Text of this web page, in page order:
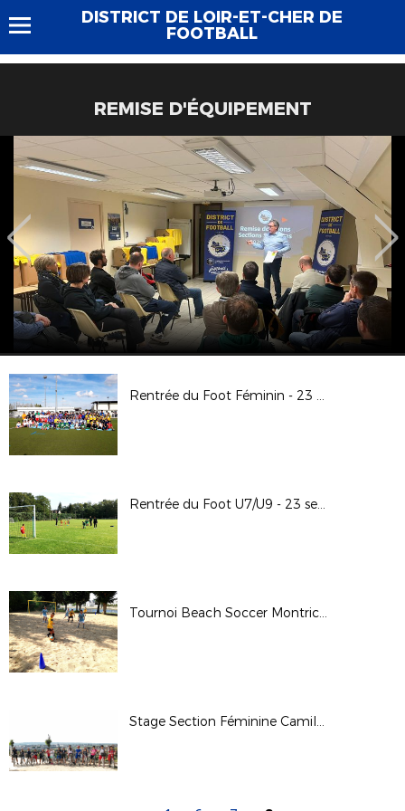
DISTRICT DE LOIR-ET-CHER DE
FOOTBALL
REMISE D'ÉQUIPEMENT
Rentrée du Foot Féminin - 23 septembre 2017
Rentrée du Foot U7/U9 - 23 septembre 2017
Tournoi Beach Soccer Montrichard - 2 septembre 2017
Stage Section Féminine Camille Claudel - 29 au 31 août 2017